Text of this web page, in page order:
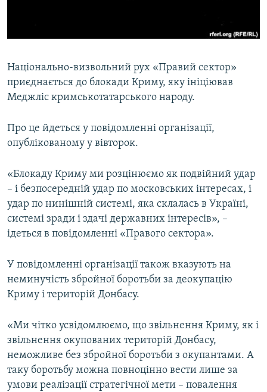
Qırımtatar
ДОЛУЧАЙСЯ!
Усі сайти RFE/RL
Національно-визвольний рух «Правий сектор»
приєднається до блокади Криму, яку ініціював
Меджліс кримськотатарського народу.
Про це йдеться у повідомленні організації,
опублікованому у вівторок.
«Блокаду Криму ми розцінюємо як подвійний удар
– і безпосередній удар по московських інтересах, і
удар по нинішній системі, яка склалась в Україні,
системі зради і здачі державних інтересів», –
ідеться в повідомленні «Правого сектора».
У повідомленні організації також вказують на
неминучість збройної боротьби за деокупацію
Криму і територій Донбасу.
«Ми чітко усвідомлюємо, що звільнення Криму, як і
звільнення окупованих територій Донбасу,
неможливе без збройної боротьби з окупантами. А
таку боротьбу можна повноцінно вести лише за
умови реалізації стратегічної мети – повалення